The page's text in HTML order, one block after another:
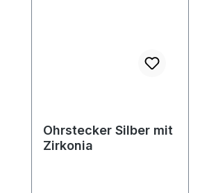
Ohrstecker Silber mit
Zirkonia